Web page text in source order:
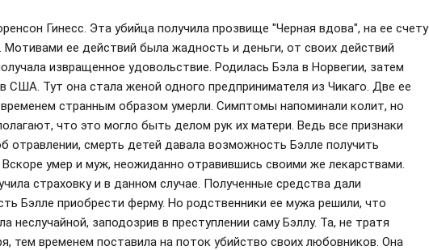
Гинесс. Эта убийца получила прозвище "Черная вдова", на ее счету
Мотивами ее действий была жадность и деньги, от своих действий
извращенное удовольствие. Родилась Бэла в Норвегии, затем
США. Тут она стала женой одного предпринимателя из Чикаго. Две ее
странным образом умерли. Симптомы напоминали колит, но
что это могло быть делом рук их матери. Ведь все признаки
отравлении, смерть детей давала возможность Бэлле получить
Вскоре умер и муж, неожиданно отравившись своими же лекарствами.
страховку и в данном случае. Полученные средства дали
Бэлле приобрести ферму. Но родственники ее мужа решили, что
неслучайной, заподозрив в преступлении саму Бэллу. Та, не тратя
тем временем поставила на поток убийство своих любовников. Она